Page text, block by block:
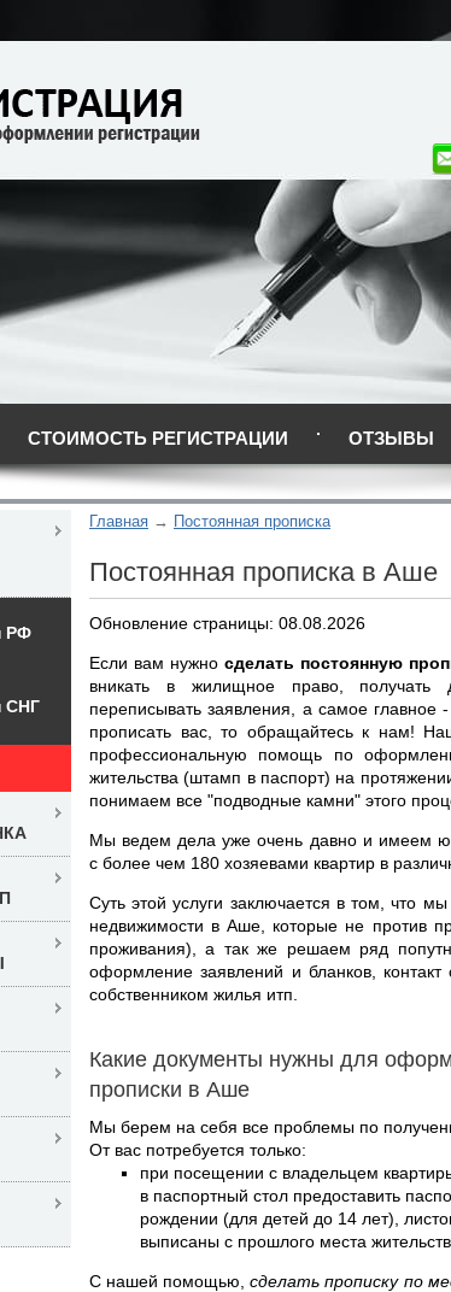
СТОИМОСТЬ РЕГИСТРАЦИИ ОТЗЫВЫ
Главная Постоянная прописка
Постоянная прописка в Аше
Обновление страницы: 08.08.2026
Если вам нужно сделать постоянную
вникать в жилищное право, получать
переписывать заявления, а самое главное -
прописать вас, то обращайтесь к нам!
профессиональную помощь по
жительства (штамп в паспорт) на
понимаем все "подводные камни" этого
Мы ведем дела уже очень давно и имеем
с более чем 180 хозяевами квартир в
Суть этой услуги заключается в том, что
недвижимости в Аше, которые не против
проживания), а так же решаем ряд
оформление заявлений и бланков,
собственником жилья итп.
Какие документы нужны для
прописки в Аше
Мы берем на себя все проблемы по
От вас потребуется только:
при посещении с владельцем
в паспортный стол предоставить
рождении (для детей до 14 лет),
выписаны с прошлого места
С нашей помощью,сделать прописку по
РФ
СНГ